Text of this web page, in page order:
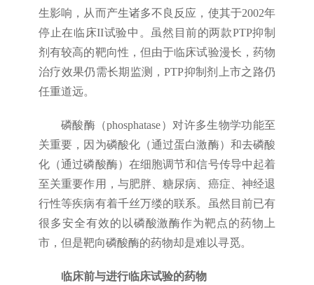
生影响，从而产生诸多不良反应，使其于2002年
停止在临床II试验中。虽然目前的两款PTP抑制
剂有较高的靶向性，但由于临床试验漫长，药物
治疗效果仍需长期监测，PTP抑制剂上市之路仍
任重道远。
磷酸酶（phosphatase）对许多生物学功能至
关重要，因为磷酸化（通过蛋白激酶）和去磷酸
化（通过磷酸酶）在细胞调节和信号传导中起着
至关重要作用，与肥胖、糖尿病、癌症、神经退
行性等疾病有着千丝万缕的联系。虽然目前已有
很多安全有效的以磷酸激酶作为靶点的药物上
市，但是靶向磷酸酶的药物却是难以寻觅。
临床前与进行临床试验的药物